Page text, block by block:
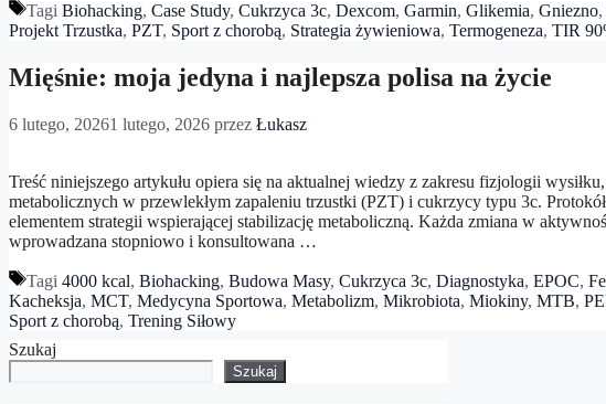
Tagi Biohacking, Case Study, Cukrzyca 3c, Dexcom, Garmin, Glikemia, Gniezno,
Projekt Trzustka, PZT, Sport z chorobą, Strategia żywieniowa, Termogeneza, TIR
Mięśnie: moja jedyna i najlepsza polisa na życie
6 lutego, 20261 lutego, 2026 przez Łukasz
Treść niniejszego artykułu opiera się na aktualnej wiedzy z zakresu fizjologii
metabolicznych w przewlekłym zapaleniu trzustki (PZT) i cukrzycy typu 3c.
elementem strategii wspierającej stabilizację metaboliczną. Każda zmiana w
wprowadzana stopniowo i konsultowana …
Tagi 4000 kcal, Biohacking, Budowa Masy, Cukrzyca 3c, Diagnostyka, EPOC,
Kacheksja, MCT, Medycyna Sportowa, Metabolizm, Mikrobiota, Miokiny, MTB,
Sport z chorobą, Trening Siłowy
Szukaj
Szukaj